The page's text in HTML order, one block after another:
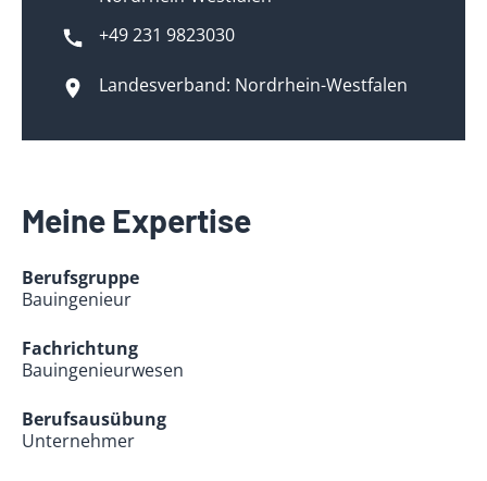
+49 231 9823030
Landesverband: Nordrhein-Westfalen
Meine Expertise
Berufsgruppe
Bauingenieur
Fachrichtung
Bauingenieurwesen
Berufsausübung
Unternehmer